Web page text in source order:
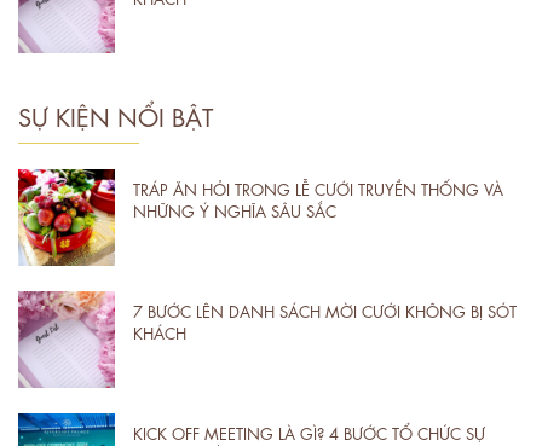
SỰ KIỆN NỔI BẬT
TRÁP ĂN HỎI TRONG LỄ CƯỚI TRUYỀN THỐNG VÀ
NHỮNG Ý NGHĨA SÂU SẮC
7 BƯỚC LÊN DANH SÁCH MỜI CƯỚI KHÔNG BỊ SÓT
KHÁCH
KICK OFF MEETING LÀ GÌ? 4 BƯỚC TỔ CHỨC SỰ